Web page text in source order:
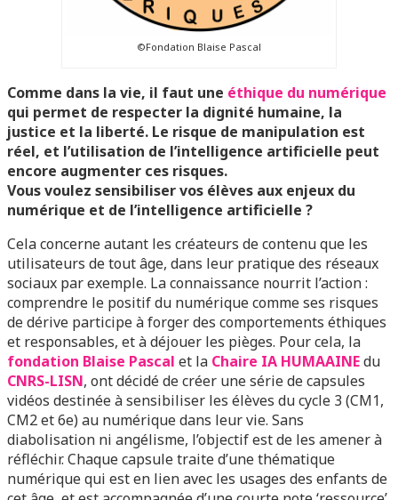
©Fondation Blaise Pascal
Comme dans la vie, il faut une éthique du numérique
qui permet de respecter la dignité humaine, la
justice et la liberté. Le risque de manipulation est
réel, et l’utilisation de l’intelligence artificielle peut
encore augmenter ces risques.
­Vous voulez sensibiliser vos élèves aux enjeux du
numérique et de l’intelligence artificielle ?
Cela concerne autant les créateurs de contenu que les
utilisateurs de tout âge, dans leur pratique des réseaux
sociaux par exemple. La connaissance nourrit l’action :
comprendre le positif du numérique comme ses risques
de dérive participe à forger des comportements éthiques
et responsables, et à déjouer les pièges. Pour cela, la
fondation Blaise Pascal et la Chaire IA HUMAAINEdu
CNRS-LISN, ont décidé de créer une série de capsules
vidéos destinée à sensibiliser les élèves du cycle 3 (CM1,
CM2 et 6e) au numérique dans leur vie. Sans
diabolisation ni angélisme, l’objectif est de les amener à
réfléchir. Chaque capsule traite d’une thématique
numérique qui est en lien avec les usages des enfants de